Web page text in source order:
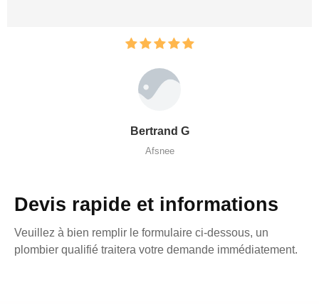
Bertrand G
Afsnee
Devis rapide et informations
Veuillez à bien remplir le formulaire ci-dessous, un
plombier qualifié traitera votre demande immédiatement.